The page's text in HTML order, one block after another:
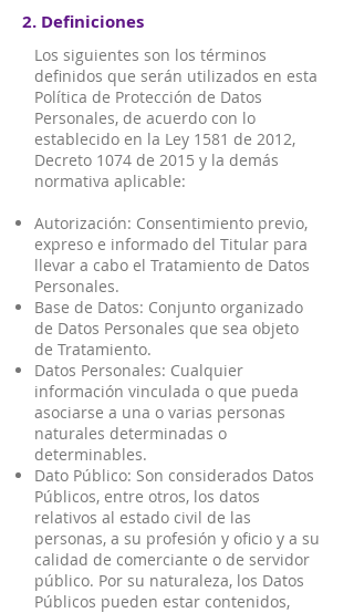
2. Definiciones
Los siguientes son los términos
definidos que serán utilizados en esta
Política de Protección de Datos
Personales, de acuerdo con lo
establecido en la Ley 1581 de 2012,
Decreto 1074 de 2015 y la demás
normativa aplicable:
Autorización: Consentimiento previo,
expreso e informado del Titular para
llevar a cabo el Tratamiento de Datos
Personales.
Base de Datos: Conjunto organizado
de Datos Personales que sea objeto
de Tratamiento.
Datos Personales: Cualquier
información vinculada o que pueda
asociarse a una o varias personas
naturales determinadas o
determinables.
Dato Público: Son considerados Datos
Públicos, entre otros, los datos
relativos al estado civil de las
personas, a su profesión y oficio y a su
calidad de comerciante o de servidor
público. Por su naturaleza, los Datos
Públicos pueden estar contenidos,